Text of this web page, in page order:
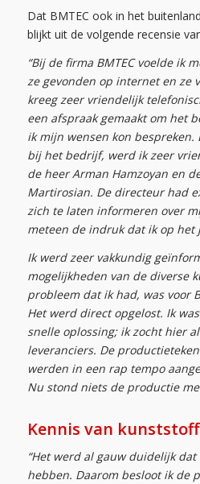
Dat BMTEC ook in het
blijkt uit de volgende recensie
“Bij de firma BMTEC voelde ik
ze gevonden op internet en ze
kreeg zeer vriendelijk
een afspraak gemaakt om het
ik mijn wensen kon bespreken.
bij het bedrijf, werd ik zeer
de heer Arman Hamzoyan en
Martirosian. De directeur had
zich te laten informeren over
meteen de indruk dat ik op het
Ik werd zeer vakkundig
mogelijkheden van de diverse
probleem dat ik had, was voor
Het werd direct opgelost. Ik
snelle oplossing; ik zocht hier
leveranciers. De
werden in een rap tempo
Nu stond niets de productie
Kennis van
“Het werd al gauw duidelijk
hebben. Daarom besloot ik de